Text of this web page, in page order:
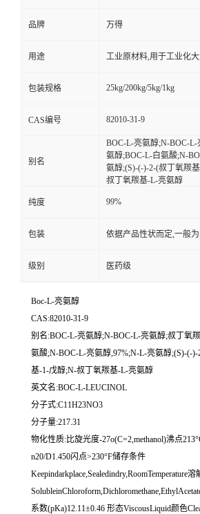
品牌 万得
用途 工业原材料,用于工业化
包装规格 25kg/200kg/5kg/1kg
CAS编号 82010-31-9
别名
BOC-L-亮氨醇;N-BOC-
氨醇;BOC-L-白氨酸;N-
氨醇;(S)-(-)-2-(叔丁氧羰
叔丁氧羰基-L-亮氨醇
纯度 99%
包装 依据产品性状而定,一般
级别 医药级
Boc-L-亮氨醇
CAS:82010-31-9
别名:BOC-L-亮氨醇;N-BOC-L-亮氨醇;叔丁氧
氨酸;N-BOC-L-亮氨醇,97%;N-L-亮氨醇;(S)-(-
基-1-戊醇;N-叔丁氧羰基-L-亮氨醇
英文名:BOC-L-LEUCINOL
分子式:C11H23NO3
分子量:217.31
物化性质:比旋光度-27o(C=2,methanol)沸点
n20/D1.450闪点>230°F储存条件
Keepindarkplace,Sealedindry,RoomTemperature溶
系数(pKa)12.11±0.46 形态ViscousLiquid颜色